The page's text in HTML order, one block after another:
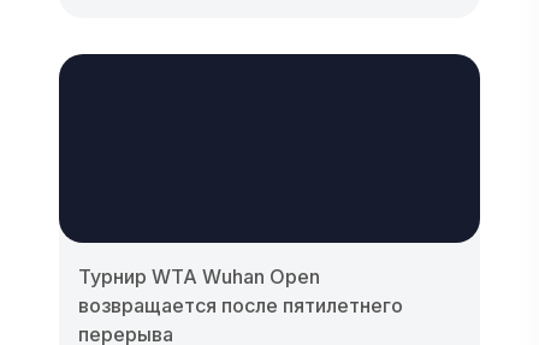
Турнир WTA Wuhan Open
возвращается после пятилетнего
перерыва